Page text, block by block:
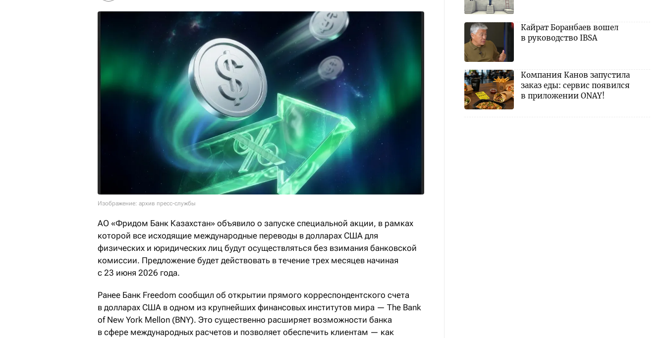
Изображение: архив пресс-службы
АО «Фридом Банк Казахстан» объявило о запуске специальной акции, в рамках
которой все исходящие международные переводы в долларах США для
физических и юридических лиц будут осуществляться без взимания банковской
комиссии. Предложение будет действовать в течение трех месяцев начиная
с 23 июня 2026 года.
Ранее Банк Freedom сообщил об открытии прямого корреспондентского счета
в долларах США в одном из крупнейших финансовых институтов мира — The Bank
of New York Mellon (BNY). Это существенно расширяет возможности банка
в сфере международных расчетов и позволяет обеспечить клиентам — как
Кайрат Боранбаев вошел
в руководство IBSA
Компания Канов запустила
заказ еды: сервис появился
в приложении ONAY!